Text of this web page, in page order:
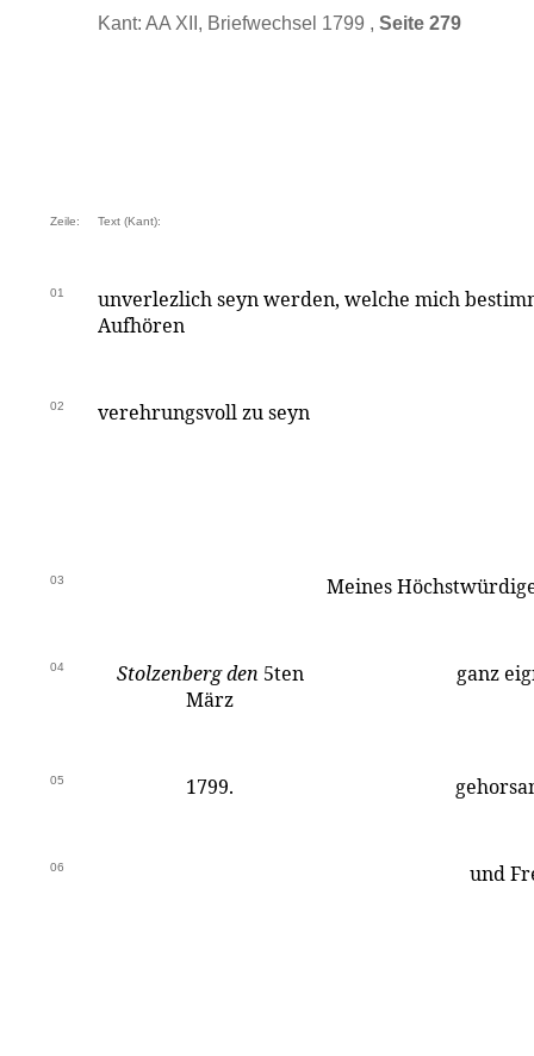
Kant: AA XII, Briefwechsel 1799 , Seite 279
Zeile: Text (Kant):
01
unverlezlich seyn werden, welche mich
Aufhören
02 verehrungsvoll zu seyn
03 Meines
04 Stolzenberg den 5ten
März
ganz
05 1799.
06 und